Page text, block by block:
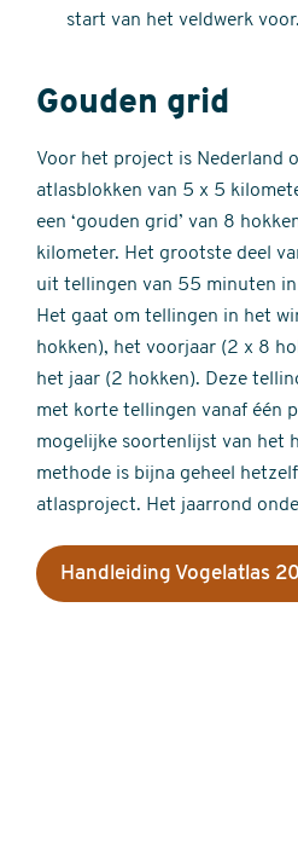
start van het veldwerk voor.
Gouden grid
Voor het project is Nederland
atlasblokken van 5 x 5
een ‘gouden grid’ van 8
kilometer. Het grootste deel
uit tellingen van 55 minuten
Het gaat om tellingen in het
hokken), het voorjaar (2 x 8
het jaar (2 hokken). Deze
met korte tellingen vanaf één
mogelijke soortenlijst van het
methode is bijna geheel
atlasproject. Het jaarrond
Handleiding Vogelatlas